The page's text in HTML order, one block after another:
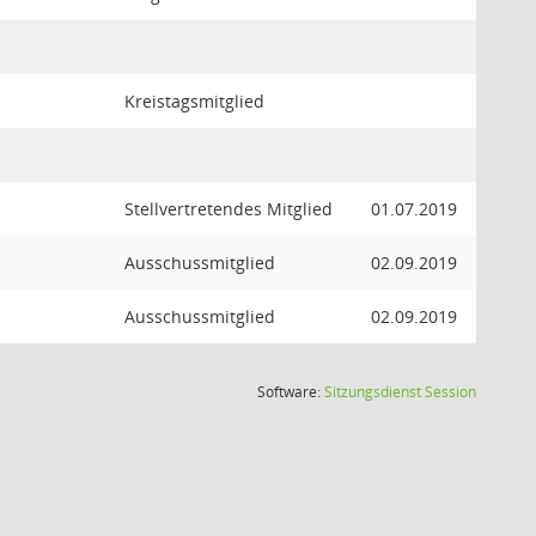
Kreistagsmitglied
Stellvertretendes Mitglied 01.07.2019
Ausschussmitglied 02.09.2019
Ausschussmitglied 02.09.2019
Software:SitzungsdienstSession(Wird in